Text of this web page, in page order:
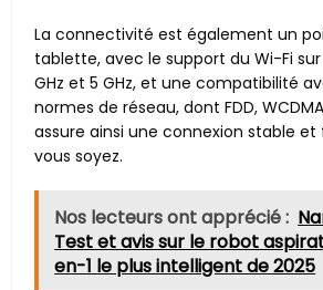
La connectivité est également un
tablette, avec le support du Wi-Fi
GHz et 5 GHz, et une compatibilité
normes de réseau, dont FDD,
assure ainsi une connexion stable et
vous soyez.
Nos lecteurs ont apprécié :
Test et avis sur le robot
en-1 le plus intelligent de 2025